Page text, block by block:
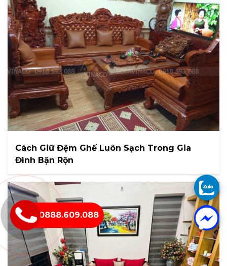
Cách Giữ Đệm Ghế Luôn Sạch Trong Gia
Đình Bận Rộn
0888.609.088